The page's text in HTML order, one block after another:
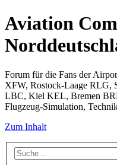
Aviation
Forum für die Fans der
XFW, Rostock-Laage RLG,
LBC, Kiel KEL, Bremen
Flugzeug-Simulation,
Zum Inhalt